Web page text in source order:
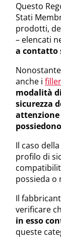
Questo
Stati
prodotti,
– elencati
a contatto
anche i
modalità
sicurezza
attenzione
Il caso
profilo di
possieda
Il
verificare
in esso
queste